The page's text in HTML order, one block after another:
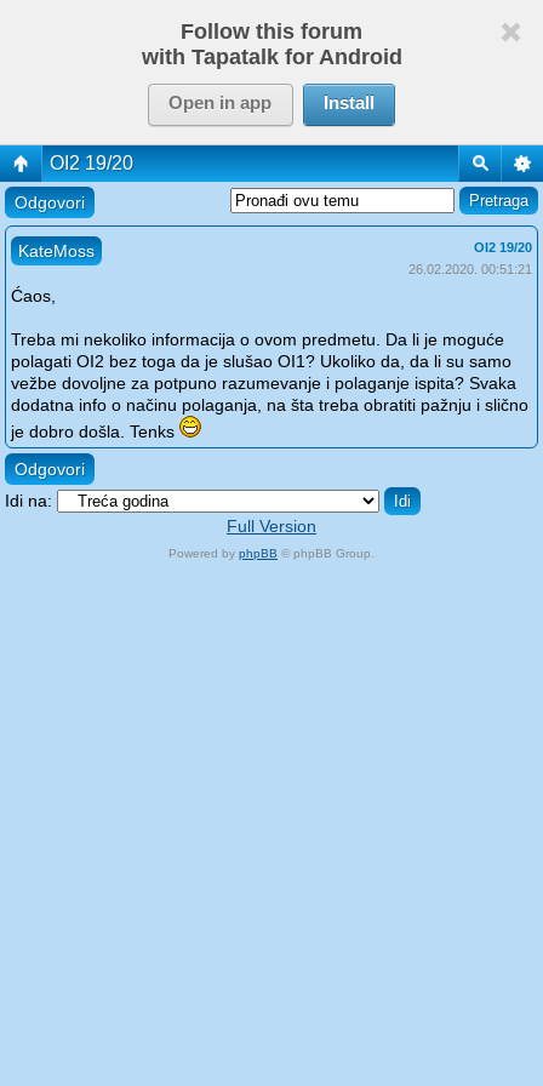
Follow this forum
with Tapatalk for Android
Open in app Install
OI2 19/20
Odgovori
KateMoss
OI2 19/20
26.02.2020. 00:51:21
Ćaos,
Treba mi nekoliko informacija o ovom predmetu. Da li je moguće
polagati OI2 bez toga da je slušao OI1? Ukoliko da, da li su samo
vežbe dovoljne za potpuno razumevanje i polaganje ispita? Svaka
dodatna info o načinu polaganja, na šta treba obratiti pažnju i slično
je dobro došla. Tenks
Odgovori
Idi na:
Full Version
Powered by phpBB © phpBB Group.